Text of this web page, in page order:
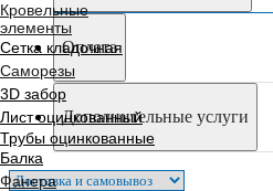
Кровельные
элементы
Сетка кладочная
Саморезы
3D забор
Лист оцинкованный
Трубы оцинкованные
Балка
Фанера
Оплата
Дополнительные услуги